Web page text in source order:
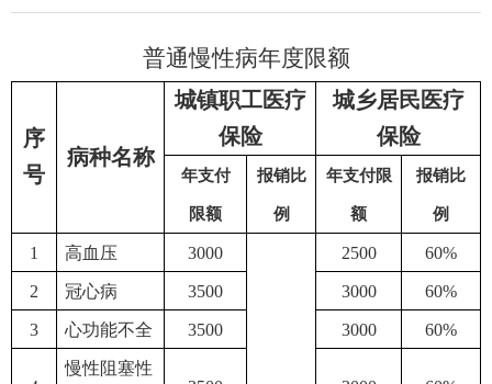
普通慢性病年度限额
序
号
病种名称
城镇职工医疗
保险
城乡居民医疗
保险
年支付
限额
报销比
例
年支付限
额
报销比
例
1 高血压 3000 2500 60%
2 冠心病 3500 3000 60%
3 心功能不全 3500 3000 60%
慢性阻塞性